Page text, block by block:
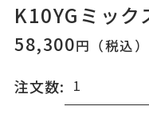
K10YGミッ
58,300円（税込）
注文数: